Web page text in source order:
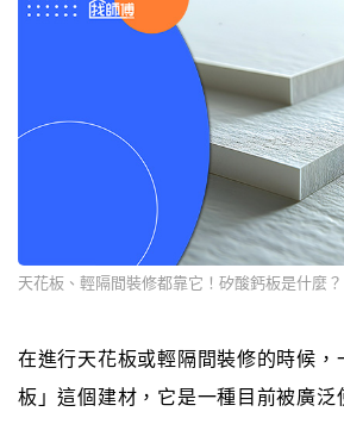
天花板、輕隔間裝修都靠它！矽酸鈣板是什麼？
在進行天花板或輕隔間裝修的時候，
板」這個建材，它是一種目前被廣泛